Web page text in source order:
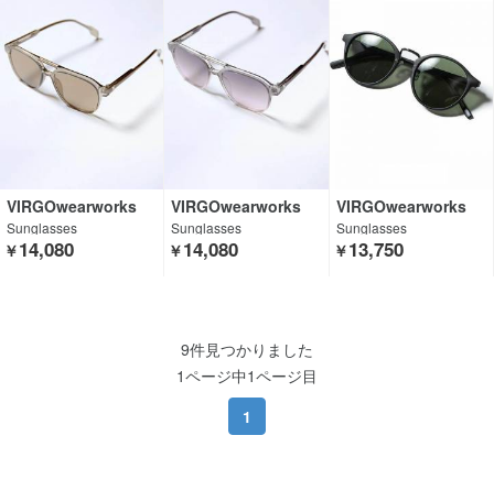
VIRGOwearworks
Sunglasses
￥14,080
VIRGOwearworks
Sunglasses
￥14,080
VIRGOwearworks
Sunglasses
￥13,750
9件見つかりました
1ページ中1ページ目
1